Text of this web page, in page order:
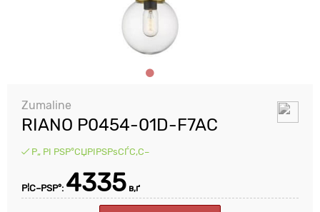
Zumaline
RIANO P0454-01D-F7AC
Р„ РІ РЅР°СЏРІРЅРѕСЃС‚С–
Р¦С–РЅР°: 4335 в‚ґ